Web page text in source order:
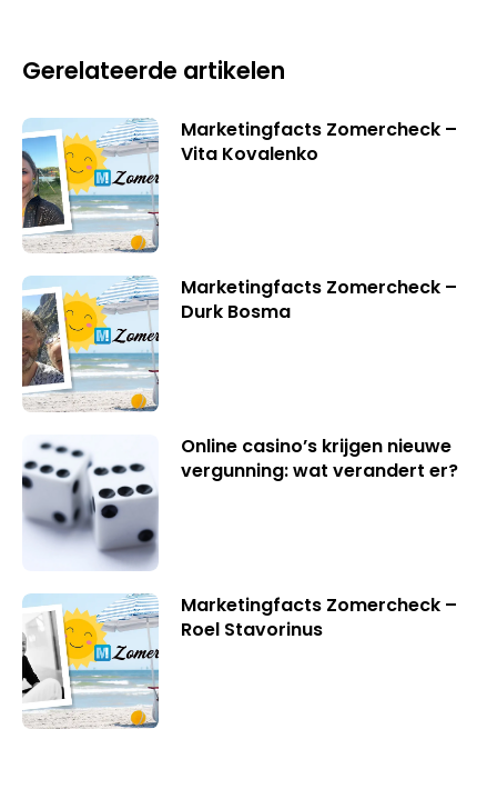
Gerelateerde artikelen
Marketingfacts Zomercheck –
Vita Kovalenko
Marketingfacts Zomercheck –
Durk Bosma
Online casino’s krijgen nieuwe
vergunning: wat verandert er?
Marketingfacts Zomercheck –
Roel Stavorinus